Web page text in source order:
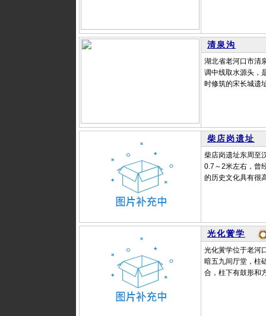
清泉沟
湖北省老河口市清
调中线取水源头，
时修筑的宋长城遗
柴店岗遗址
柴店岗遗址东周至
0.7～2米左右，曾
的历史文化具有很
光化黉学
光化黉学位于老河
暗五九间厅堂，柱
合，柱下有鼓形和